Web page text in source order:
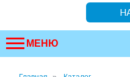
МЕНЮ